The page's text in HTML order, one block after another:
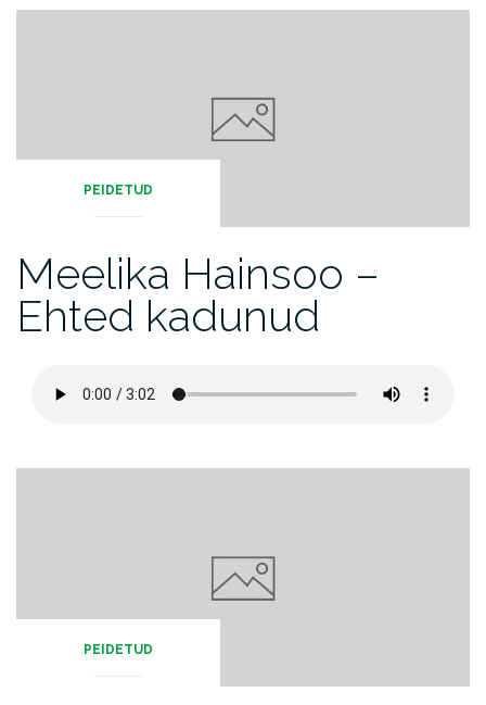
PEIDETUD
Meelika Hainsoo –
Ehted kadunud
PEIDETUD